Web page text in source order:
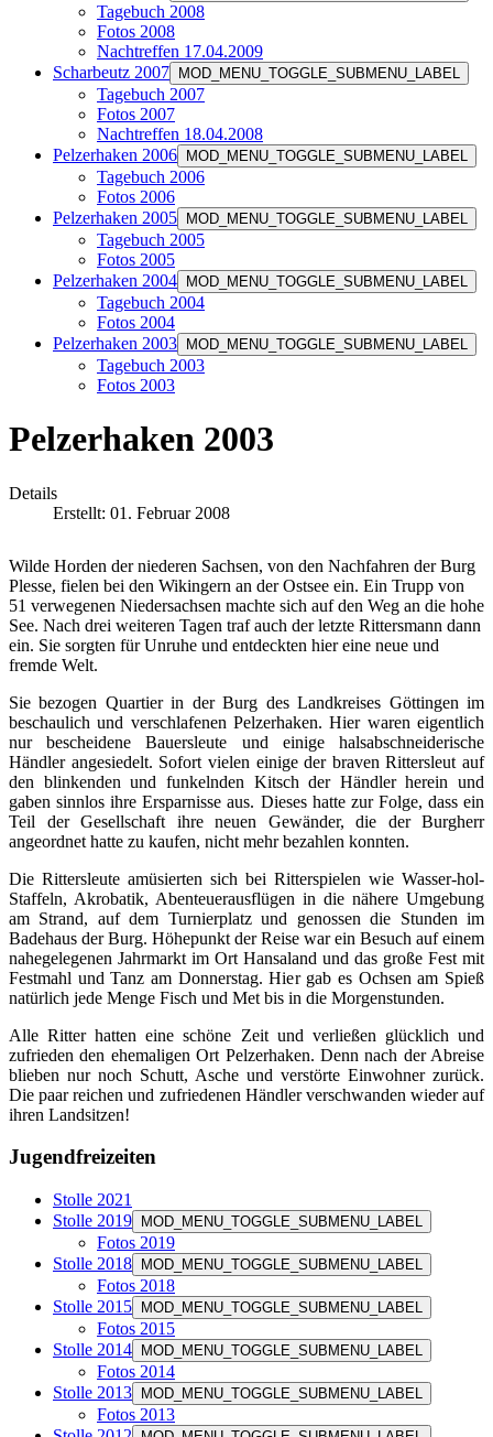
Tagebuch 2008
Fotos 2008
Nachtreffen 17.04.2009
Scharbeutz 2007
MOD_MENU_TOGGLE_SUBMENU_LABEL
Tagebuch 2007
Fotos 2007
Nachtreffen 18.04.2008
Pelzerhaken 2006
MOD_MENU_TOGGLE_SUBMENU_LABEL
Tagebuch 2006
Fotos 2006
Pelzerhaken 2005
MOD_MENU_TOGGLE_SUBMENU_LABEL
Tagebuch 2005
Fotos 2005
Pelzerhaken 2004
MOD_MENU_TOGGLE_SUBMENU_LABEL
Tagebuch 2004
Fotos 2004
Pelzerhaken 2003
MOD_MENU_TOGGLE_SUBMENU_LABEL
Tagebuch 2003
Fotos 2003
Pelzerhaken 2003
Details
Erstellt: 01. Februar 2008
Wilde Horden der niederen Sachsen, von den Nachfahren der Burg
Plesse, fielen bei den Wikingern an der Ostsee ein. Ein Trupp von
51 verwegenen Niedersachsen machte sich auf den Weg an die hohe
See. Nach drei weiteren Tagen traf auch der letzte Rittersmann dann
ein. Sie sorgten für Unruhe und entdeckten hier eine neue und
fremde Welt.
Sie bezogen Quartier in der Burg des Landkreises Göttingen im
beschaulich und verschlafenen Pelzerhaken. Hier waren eigentlich
nur bescheidene Bauersleute und einige halsabschneiderische
Händler angesiedelt. Sofort vielen einige der braven Rittersleut auf
den blinkenden und funkelnden Kitsch der Händler herein und
gaben sinnlos ihre Ersparnisse aus. Dieses hatte zur Folge, dass ein
Teil der Gesellschaft ihre neuen Gewänder, die der Burgherr
angeordnet hatte zu kaufen, nicht mehr bezahlen konnten.
Die Rittersleute amüsierten sich bei Ritterspielen wie Wasser-hol-
Staffeln, Akrobatik, Abenteuerausflügen in die nähere Umgebung
am Strand, auf dem Turnierplatz und genossen die Stunden im
Badehaus der Burg. Höhepunkt der Reise war ein Besuch auf einem
nahegelegenen Jahrmarkt im Ort Hansaland und das große Fest mit
Festmahl und Tanz am Donnerstag. Hier gab es Ochsen am Spieß
natürlich jede Menge Fisch und Met bis in die Morgenstunden.
Alle Ritter hatten eine schöne Zeit und verließen glücklich und
zufrieden den ehemaligen Ort Pelzerhaken. Denn nach der Abreise
blieben nur noch Schutt, Asche und verstörte Einwohner zurück.
Die paar reichen und zufriedenen Händler verschwanden wieder auf
ihren Landsitzen!
Jugendfreizeiten
Stolle 2021
Stolle 2019
MOD_MENU_TOGGLE_SUBMENU_LABEL
Fotos 2019
Stolle 2018
MOD_MENU_TOGGLE_SUBMENU_LABEL
Fotos 2018
Stolle 2015
MOD_MENU_TOGGLE_SUBMENU_LABEL
Fotos 2015
Stolle 2014
MOD_MENU_TOGGLE_SUBMENU_LABEL
Fotos 2014
Stolle 2013
MOD_MENU_TOGGLE_SUBMENU_LABEL
Fotos 2013